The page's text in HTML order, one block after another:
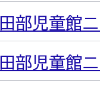
部児童館
部児童館